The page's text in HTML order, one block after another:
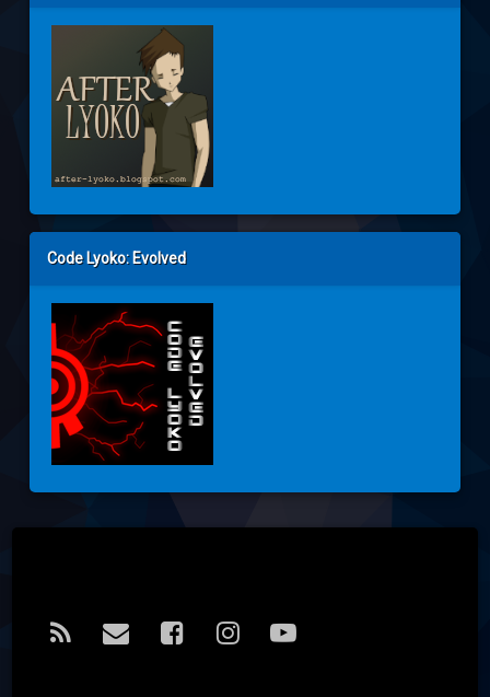
Code Lyoko: Evolved
RSS E-mailFacebook
Instagram
YouTube